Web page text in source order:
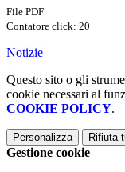
File PDF
Contatore click: 20
Notizie
Questo sito o gli
cookie necessari al
COOKIE POLICY.
Personalizza Rifiuta
Gestione cookie